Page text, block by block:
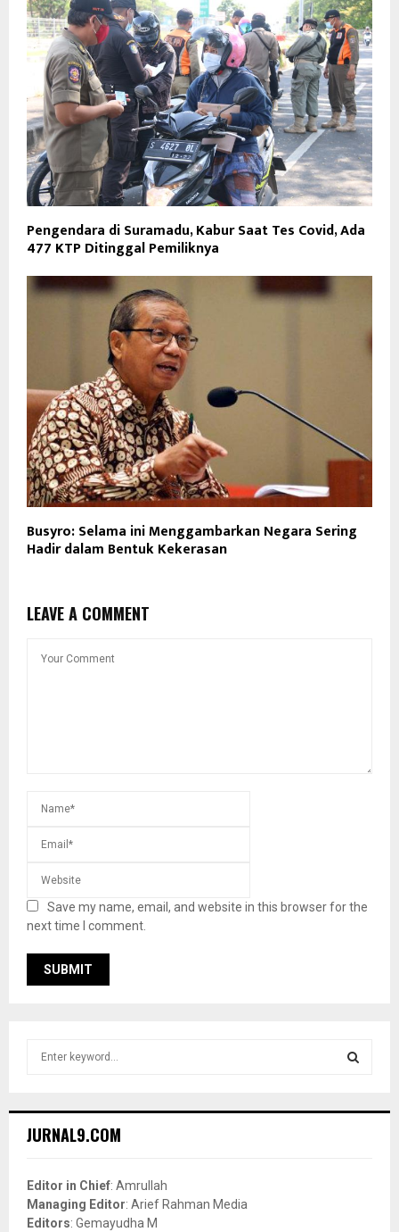
Pengendara di Suramadu, Kabur Saat Tes Covid, Ada
477 KTP Ditinggal Pemiliknya
Busyro: Selama ini Menggambarkan Negara Sering
Hadir dalam Bentuk Kekerasan
LEAVE A COMMENT
Save my name, email, and website in this browser for the
next time I comment.
h
o
r
:
JURNAL9.COM
Editor in Chief: Amrullah
Managing Editor: Arief Rahman Media
Editors: Gemayudha M